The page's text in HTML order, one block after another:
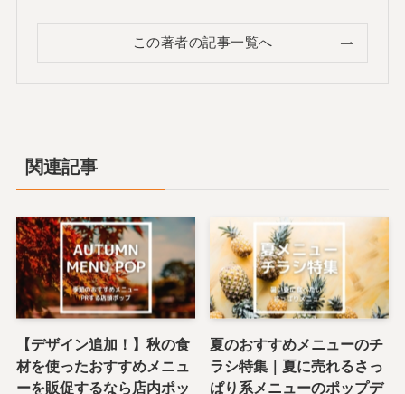
この著者の記事一覧へ
関連記事
【デザイン追加！】秋の食
材を使ったおすすめメニュ
ーを販促するなら店内ポッ
夏のおすすめメニューのチ
ラシ特集｜夏に売れるさっ
ぱり系メニューのポップデ